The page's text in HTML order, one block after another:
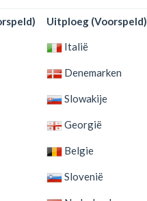
Uitploeg (Voorspeld)
Italië
Denemarken
Slowakije
Georgië
Belgie
Slovenië